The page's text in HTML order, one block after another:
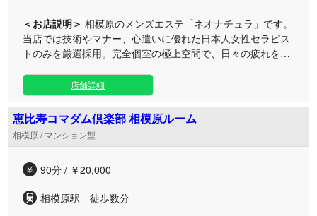
＜お店説明＞ 相模原のメンズエステ「ネオナチュラ」です。
当店では技術やマナー、心遣いに優れた日本人女性セラピス
トのみを厳選採用。完全個室の極上空間で、日々の疲れを忘
気にすることなくリラックスできる、洗練されたプライベー
トな空間をご用意。高い美意識とおもてなしの心を持ったセ
ラピストが、お客様一人ひとりに寄り添い、贅沢なケアを行
います。 また、店舗だけでなく、ご指定のホテルやご自宅へ
セラピストが直接お伺いする出張デリバリーサービスも承っ
い方なども、お好きな場所でワンランク上のリラクゼーショ
店舗詳細
恵比寿コマダム倶楽部 相模原ルーム
相模原 / マンション型
90分 / ￥20,000
相模原駅 徒歩数分